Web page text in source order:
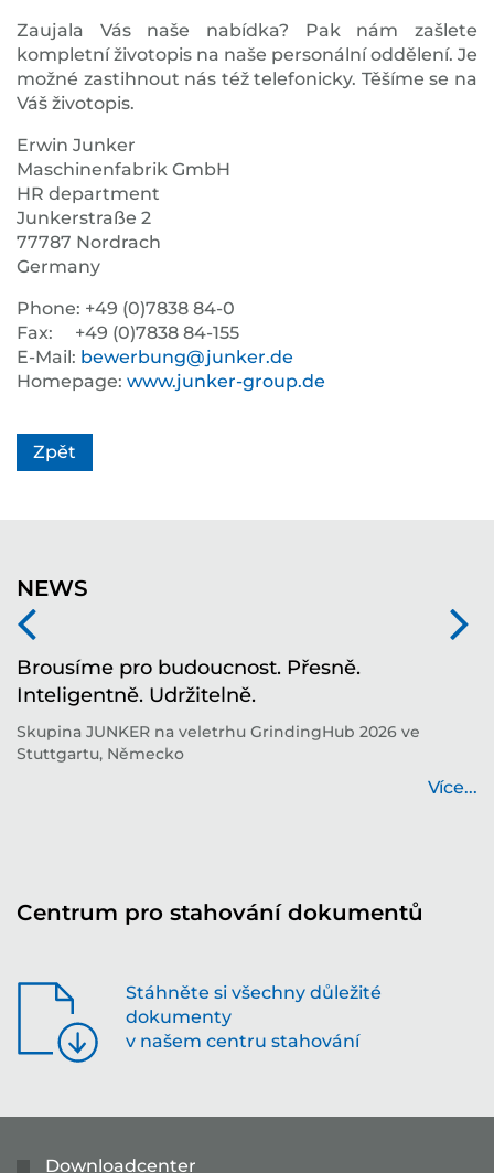
Zaujala Vás naše nabídka? Pak nám zašlete
kompletní životopis na naše personální oddělení. Je
možné zastihnout nás též telefonicky. Těšíme se na
Váš životopis.
Erwin Junker
Maschinenfabrik GmbH
HR department
Junkerstraße 2
77787 Nordrach
Germany
Phone: +49 (0)7838 84-0
Fax: +49 (0)7838 84-155
E-Mail: bewerbung@junker.de
Homepage: www.junker-group.de
Zpět
NEWS
Brousíme pro budoucnost. Přesně.
Inteligentně. Udržitelně.
Skupina JUNKER na veletrhu GrindingHub 2026 ve
Stuttgartu, Německo
Více...
Centrum pro stahování dokumentů
Stáhněte si všechny důležité
dokumenty
v našem centru stahování
Downloadcenter